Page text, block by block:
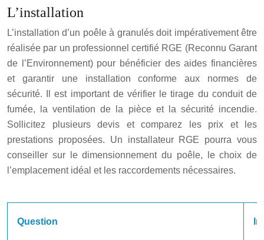
L’installation
L’installation d’un poêle à granulés doit impérativement être
réalisée par un professionnel certifié RGE (Reconnu Garant
de l’Environnement) pour bénéficier des aides financières
et garantir une installation conforme aux normes de
sécurité. Il est important de vérifier le tirage du conduit de
fumée, la ventilation de la pièce et la sécurité incendie.
Sollicitez plusieurs devis et comparez les prix et les
prestations proposées. Un installateur RGE pourra vous
conseiller sur le dimensionnement du poêle, le choix de
l’emplacement idéal et les raccordements nécessaires.
Question